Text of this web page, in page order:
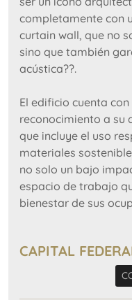
completamente con
curtain wall, que no
sino que también
acústica??.
El edificio cuenta
reconocimiento a su
que incluye el uso
materiales
no solo un bajo
espacio de trabajo
bienestar de sus
ofrece diversas
un gimnasio con
estacionamiento
CAPITAL